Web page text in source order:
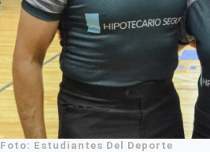
Foto: Estudiantes Del Deporte